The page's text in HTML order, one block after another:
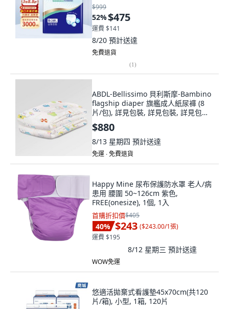
$999
52%$475
運費 $141
8/20 預計送達
免費退貨
(1)
ABDL-Bellissimo 貝利斯摩-Bambino
flagship diaper 旗艦成人紙尿褲 (8
片/包), 詳見包裝, 詳見包裝, 詳見包裝,
V-2: L 號 (38"~50")
$880
8/13 星期四 預計送達
免運 ∙ 免費退貨
Happy Mine 尿布保護防水罩 老人/病
患用 腰圍 50~126cm 紫色,
FREE(onesize), 1個, 1入
首購折扣價$405
40% $243 ($243.00/1張)
運費 $195
8/12 星期三 預計送達
WOW免運
悠適活拋棄式看護墊45x70cm(共120
片/箱), 小型, 1箱, 120片